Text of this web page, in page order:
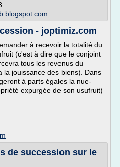
- joptimiz.com
à recevoir la totalité du
(c'est à dire que le conjoint
tous les revenus du
la jouissance des biens). Dans
à parts égales la nue-
expurgée de son usufruit)
de succession sur le